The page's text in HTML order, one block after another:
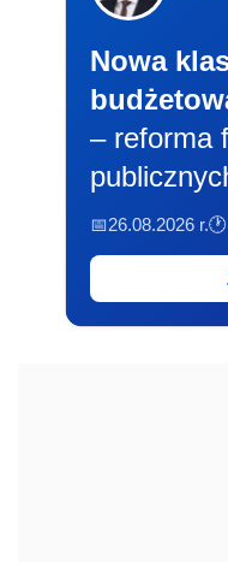
Nowa
– reforma
📅26.08.2026 r.